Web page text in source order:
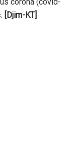
[Djim-KT]